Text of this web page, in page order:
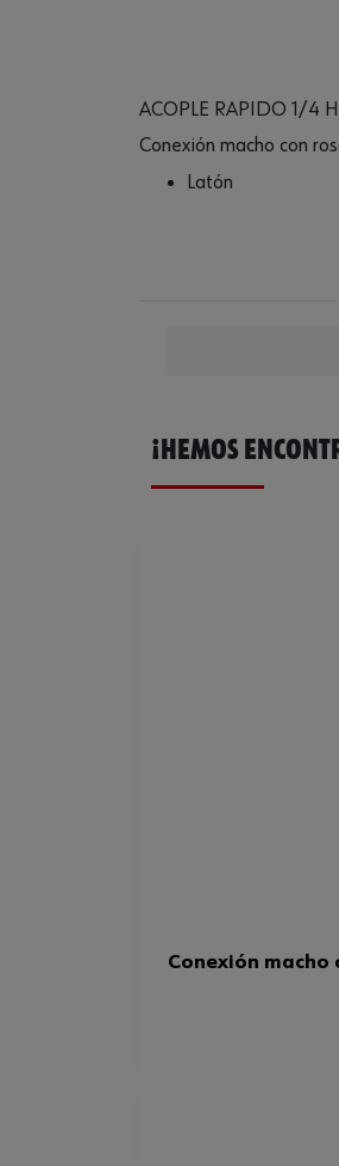
ACOPLE RAPIDO 1/4
Conexión macho con
Latón
¡HEMOS
Conexión